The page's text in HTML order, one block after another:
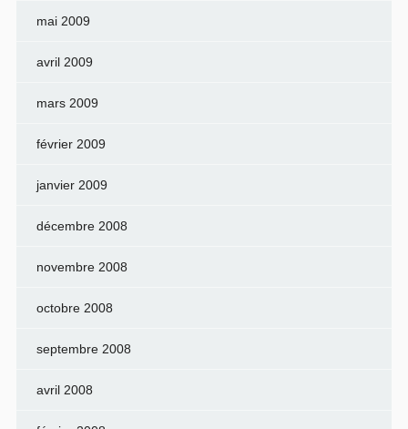
mai 2009
avril 2009
mars 2009
février 2009
janvier 2009
décembre 2008
novembre 2008
octobre 2008
septembre 2008
avril 2008